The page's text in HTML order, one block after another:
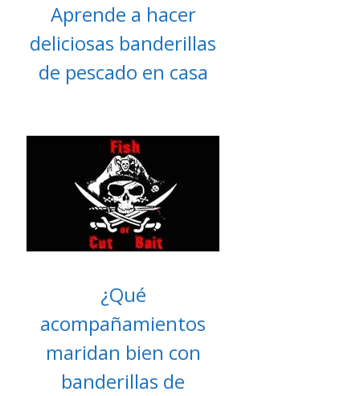
Aprende a hacer
deliciosas banderillas
de pescado en casa
¿Qué
acompañamientos
maridan bien con
banderillas de